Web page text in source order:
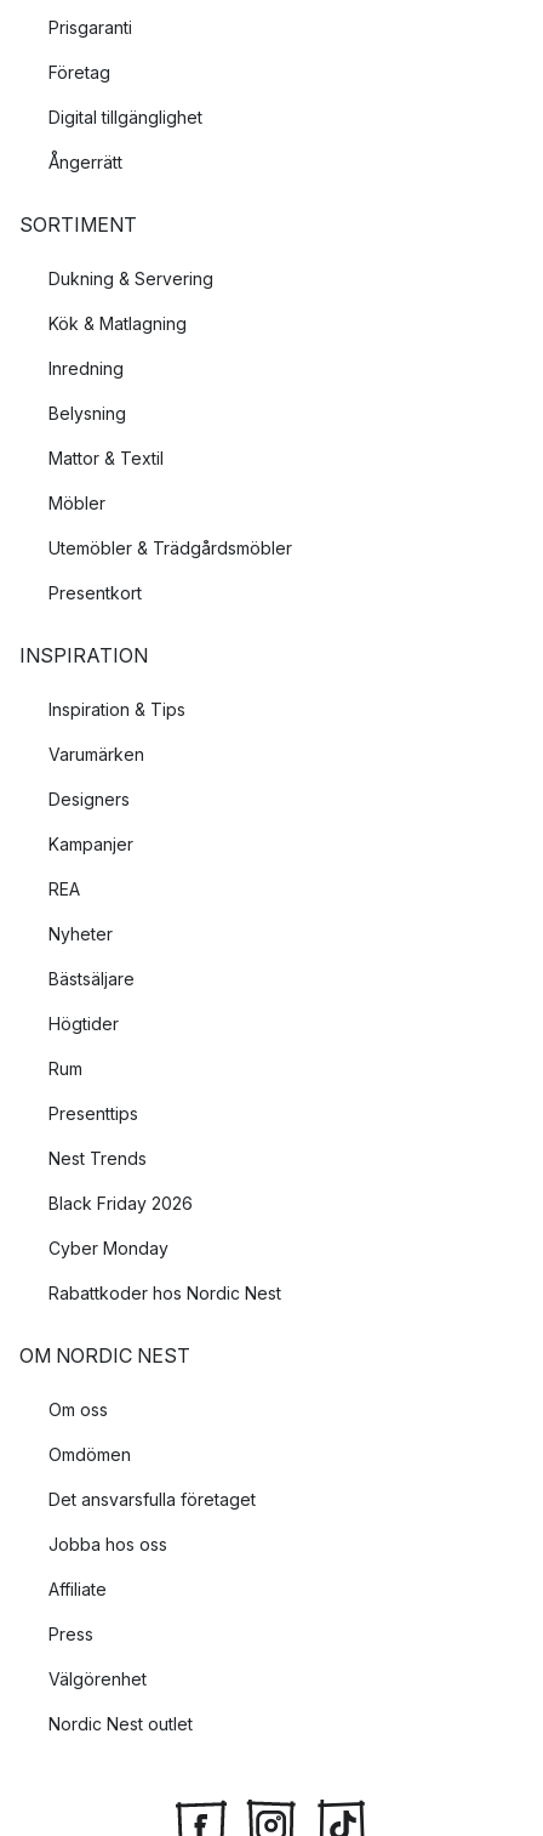
Prisgaranti
Företag
Digital tillgänglighet
Ångerrätt
SORTIMENT
Dukning & Servering
Kök & Matlagning
Inredning
Belysning
Mattor & Textil
Möbler
Utemöbler & Trädgårdsmöbler
Presentkort
INSPIRATION
Inspiration & Tips
Varumärken
Designers
Kampanjer
REA
Nyheter
Bästsäljare
Högtider
Rum
Presenttips
Nest Trends
Black Friday 2026
Cyber Monday
Rabattkoder hos Nordic Nest
OM NORDIC NEST
Om oss
Omdömen
Det ansvarsfulla företaget
Jobba hos oss
Affiliate
Press
Välgörenhet
Nordic Nest outlet